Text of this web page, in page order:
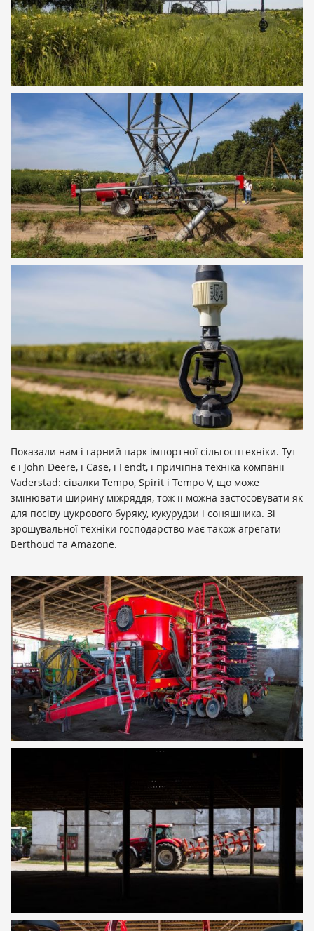
Показали нам і гарний парк імпортної сільгосптехніки. Тут
є і John Deere, і Case, і Fendt, і причіпна техніка компанії
Vaderstad: сівалки Tempo, Spirit і Tempo V, що може
змінювати ширину міжряддя, тож її можна застосовувати як
для посіву цукрового буряку, кукурудзи і соняшника. Зі
зрошувальної техніки господарство має також агрегати
Berthoud та Amazone.